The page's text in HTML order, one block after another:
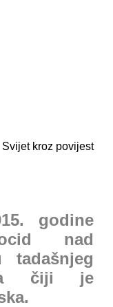
Svijet kroz povijest
godine
nad
tadašnjeg
čiji je